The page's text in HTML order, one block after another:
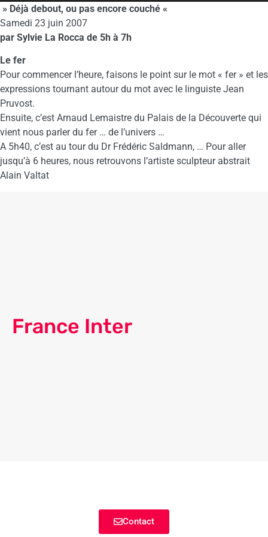
» Déjà debout, ou pas encore couché «
Samedi 23 juin 2007
par Sylvie La Rocca de 5h à 7h
Le fer
Pour commencer l’heure, faisons le point sur le mot « fer » et les
expressions tournant autour du mot avec le linguiste Jean
Pruvost.
Ensuite, c’est Arnaud Lemaistre du Palais de la Découverte qui
vient nous parler du fer … de l’univers …
A 5h40, c’est au tour du Dr Frédéric Saldmann, … Pour aller
jusqu’à 6 heures, nous retrouvons l’artiste sculpteur abstrait
Alain Valtat
France Inter
Contact